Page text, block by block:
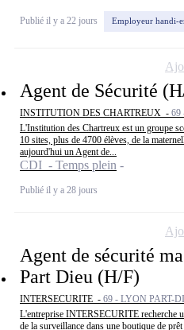
Publié il y a 22 jours Employeur handi-
Agent de Sécurité
INSTITUTION DES CHARTREUX - 69
L'Institution des Chartreux est un groupe
10 sites, plus de 4700 élèves, de la
aujourd'hui un Agent de...
CDI - Temps plein
Publié il y a 28 jours
Agent de sécurité
Part Dieu (H/F)
INTERSECURITE - 69 - LYON PART-
L'entreprise INTERSECURITE recherche
de la surveillance dans une boutique de